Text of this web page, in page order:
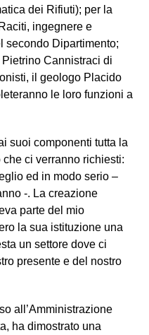
dei Rifiuti); per la
ingegnere e
secondo Dipartimento;
Cannistraci di
il geologo Placido
le loro funzioni a
suoi componenti tutta la
ci verranno richiesti:
ed in modo serio –
-. La creazione
parte del mio
la sua istituzione una
un settore dove ci
presente e del nostro
all’Amministrazione
ha dimostrato una